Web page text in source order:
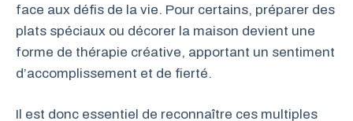
face aux défis de la vie. Pour certains, préparer des
plats spéciaux ou décorer la maison devient une
forme de thérapie créative, apportant un sentiment
d’accomplissement et de fierté.
Il est donc essentiel de reconnaître ces multiples